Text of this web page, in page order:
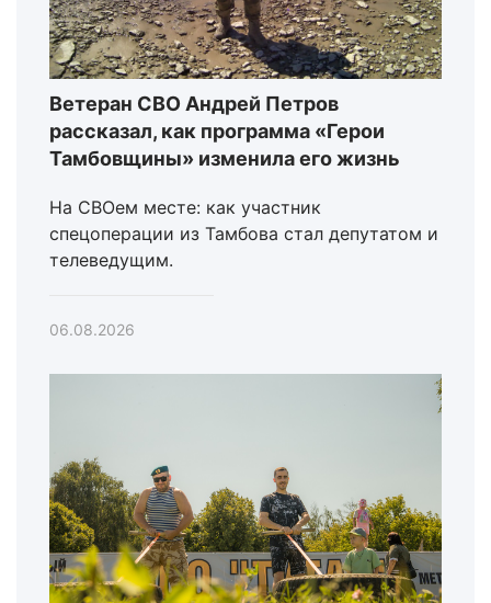
Ветеран СВО Андрей Петров
рассказал, как программа «Герои
Тамбовщины» изменила его жизнь
На СВОем месте: как участник
спецоперации из Тамбова стал депутатом и
телеведущим.
06.08.2026